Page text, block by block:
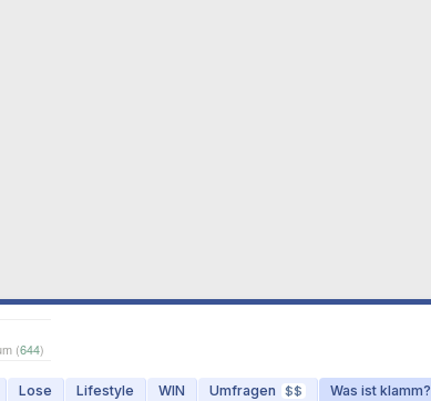
(644)
Lose Lifestyle WIN Umfragen $$ Was ist klamm?